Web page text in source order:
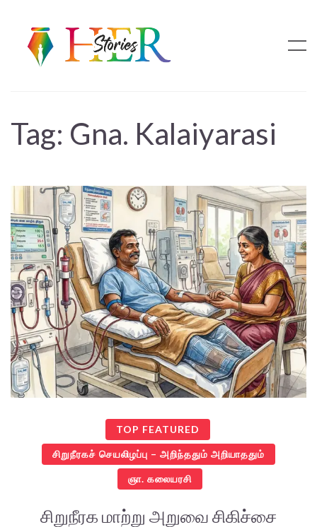
Tag: Gna. Kalaiyarasi
TOP FEATURED
சிறுநீரகச் செயலிழப்பு – அறிந்ததும் அறியாததும்
ஞா. கலையரசி
சிறுநீரக மாற்று அறுவை சிகிச்சை